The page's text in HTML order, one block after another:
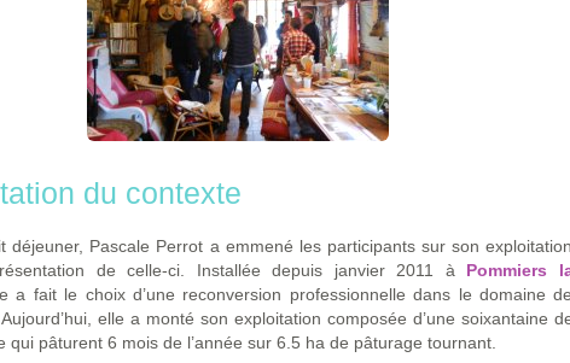
du contexte
déjeuner, Pascale Perrot a emmené les participants sur son exploitation
de celle-ci. Installée depuis janvier 2011 à Pommiers
a fait le choix d’une reconversion professionnelle dans le domaine de
Aujourd’hui, elle a monté son exploitation composée d’une soixantaine
qui pâturent 6 mois de l’année sur 6.5 ha de pâturage tournant.